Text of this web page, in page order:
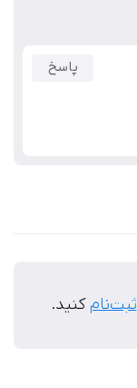
پاسخ
ثبت‌نامکنید.